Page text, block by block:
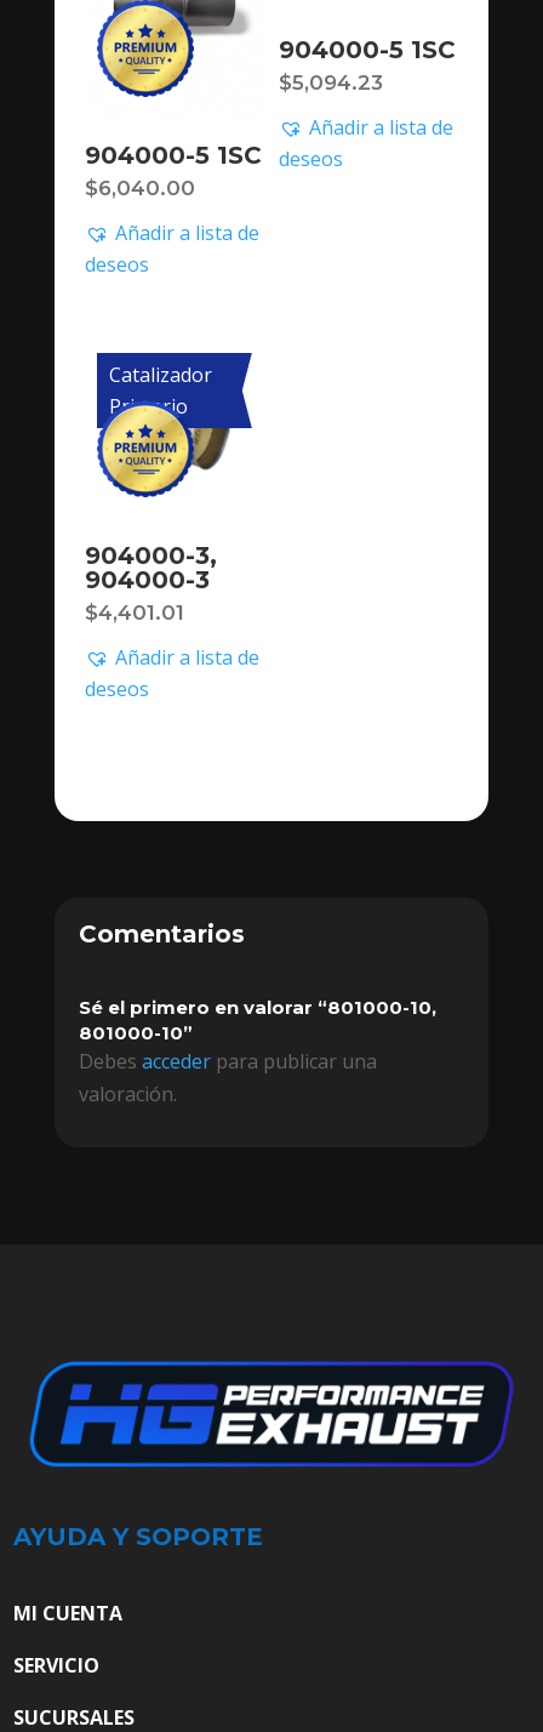
904000-5 1SC
$6,040.00
Añadir a lista de
deseos
904000-5 1SC
$5,094.23
Añadir a lista de
deseos
Catalizador
Primario
904000-3,
904000-3
$4,401.01
Añadir a lista de
deseos
Comentarios
Sé el primero en valorar “801000-10,
801000-10”
Debes accederpara publicar una
valoración.
AYUDA Y SOPORTE
MI CUENTA
SERVICIO
SUCURSALES